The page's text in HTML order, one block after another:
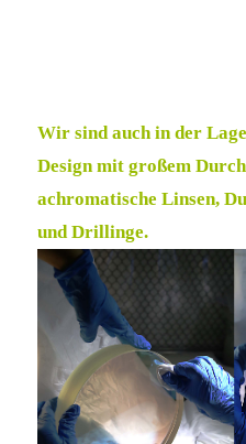
Wir sind auch in der
Design mit großem
achromatische Linsen,
und Drillinge.